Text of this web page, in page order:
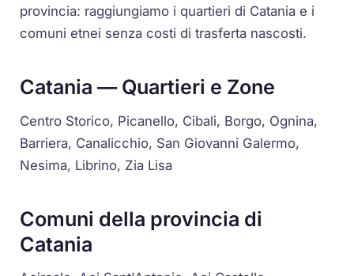
provincia: raggiungiamo i quartieri di Catania e i
comuni etnei senza costi di trasferta nascosti.
Catania — Quartieri e Zone
Centro Storico, Picanello, Cibali, Borgo, Ognina,
Barriera, Canalicchio, San Giovanni Galermo,
Nesima, Librino, Zia Lisa
Comuni della provincia di
Catania